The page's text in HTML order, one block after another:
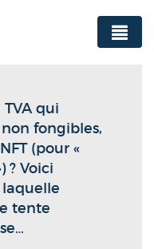
qui
fongibles,
(pour «
? Voici
laquelle
tente